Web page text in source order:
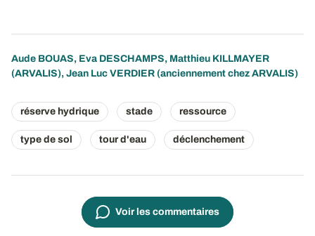
Aude BOUAS, Eva DESCHAMPS, Matthieu KILLMAYER
(ARVALIS), Jean Luc VERDIER (anciennement chez ARVALIS)
réserve hydrique stade ressource
type de sol tour d'eau déclenchement
Voir les commentaires